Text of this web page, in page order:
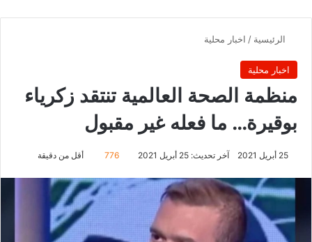
الرئيسية / اخبار محلية
اخبار محلية
منظمة الصحة العالمية تنتقد زكرياء
بوقيرة… ما فعله غير مقبول
25 أبريل 2021 آخر تحديث: 25 أبريل 2021 776 أقل من دقيقة